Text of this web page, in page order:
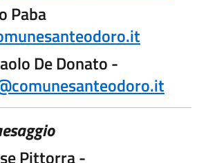
Paba
De Donato -
Pittorra -